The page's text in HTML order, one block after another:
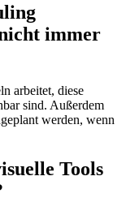
immer
arbeitet, diese
sind. Außerdem
werden, wenn
Tools